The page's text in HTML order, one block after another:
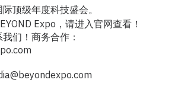
顶级年度科技盛会。
Expo，请进入官网查看！
们！商务合作：